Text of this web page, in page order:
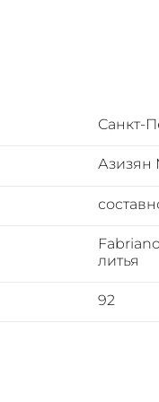
и
которая
Санкт-
Азизян
литья
92